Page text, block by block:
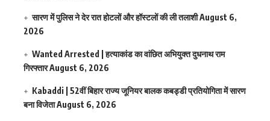
सारण में पुलिस ने देर रात होटलों और हॉस्टलों की ली तलाशीAugust 6,
2026
Wanted Arrested | हत्याकांड का वांछित अभियुक्त दुधनाथ राम
गिरफ्तारAugust 6, 2026
Kabaddi | 52वीं बिहार राज्य जूनियर बालक कबड्डी प्रतियोगिता में सारण
बना विजेताAugust 6, 2026